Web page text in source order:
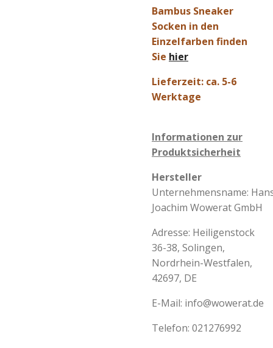
Bambus Sneaker
Socken in den
Einzelfarben finden
Sie hier
Lieferzeit: ca. 5-6
Werktage
Informationen zur
Produktsicherheit
Hersteller
Unternehmensname:
Joachim Wowerat GmbH
Adresse: Heiligenstock
36-38, Solingen,
Nordrhein-Westfalen,
42697, DE
E-Mail: info@wowerat.de
Telefon: 021276992